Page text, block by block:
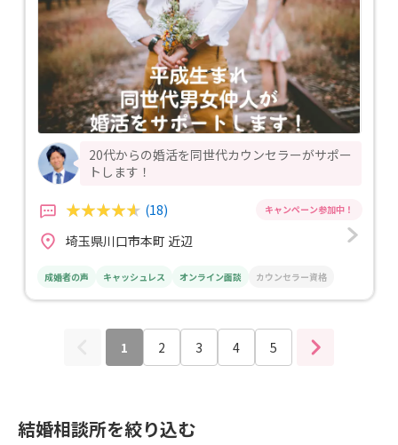
20代からの婚活を同世代カウンセラーがサポー
トします！
(18)
埼玉県川口市本町 近辺
成婚者の声 キャッシュレス オンライン面談 カウンセラー資格
1 2 3 4 5
結婚相談所を絞り込む